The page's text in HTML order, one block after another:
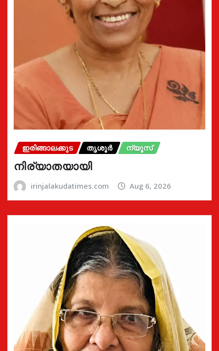
ഇരിങ്ങാലക്കുട തൃശൂർ ന്യൂസ്
നിര്യാതയായി
irinjalakudatimes.com Aug 6, 2026